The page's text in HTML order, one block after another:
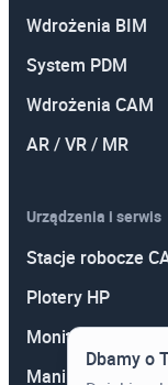
Wdrożenia BIM
System PDM
Wdrożenia CAM
AR / VR / MR
Urządzenia i serwis
Stacje robocze
Plotery HP
Monitory
Manipulatory 3D
Dbamy o